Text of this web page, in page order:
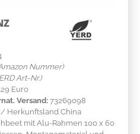
Nummer)
Art-Nr.)
Euro
Versand: 73269098
/ Herkunftsland China
mit Alu-Rahmen 100 x 60